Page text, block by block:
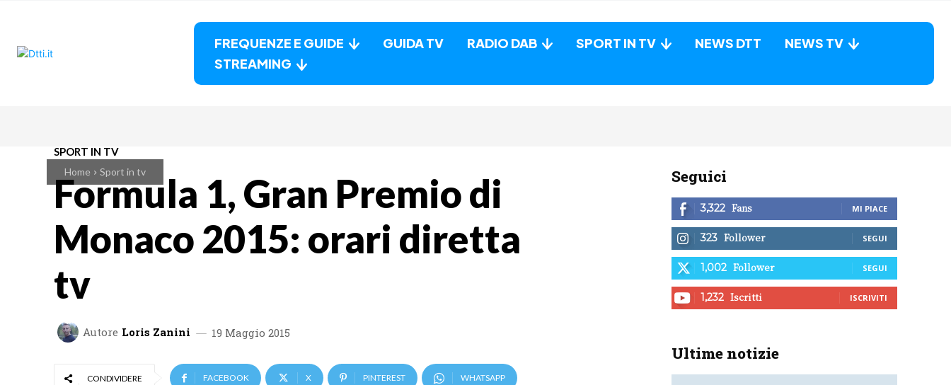
FREQUENZE E GUIDE GUIDA TV RADIO DAB SPORT IN TV NEWS DTT
NEWS TV
STREAMING
Home Sport in tv
SPORT IN TV
Formula 1, Gran Premio di
Monaco 2015: orari diretta
tv
Autore Loris Zanini 19 Maggio 2015
CONDIVIDERE FACEBOOK X PINTEREST WHATSAPP
Seguici
3,322 Fans MI PIACE
323 Follower SEGUI
1,002 Follower SEGUI
1,232 Iscritti ISCRIVITI
Ultime notizie